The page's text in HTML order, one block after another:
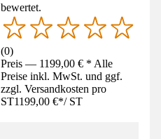
bewertet.
(0)
Preis — 1199,00 € * Alle
Preise inkl. MwSt. und ggf.
zzgl. Versandkosten pro
ST1199,00 €*/ ST